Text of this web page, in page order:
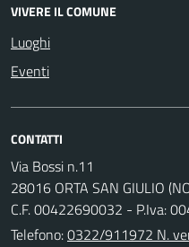
VIVERE IL COMUNE
Luoghi
Eventi
CONTATTI
Via Bossi n.11
28016 ORTA SAN GIULIO
C.F. 00422690032 - P.Iva:
Telefono:0322/911972 N.